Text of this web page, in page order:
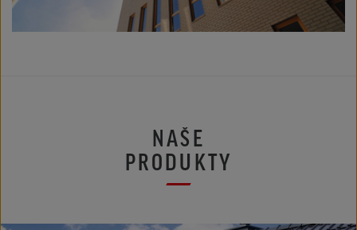
NAŠE
PRODUKTY